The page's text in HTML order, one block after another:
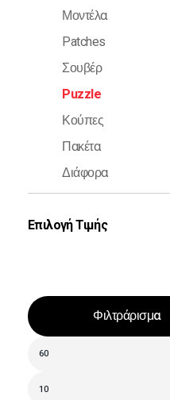
Μοντέλα
Patches
Σουβέρ
Puzzle
Κούπες
Πακέτα
Διάφορα
Επιλογή Τιμής
Φιλτράρισμα